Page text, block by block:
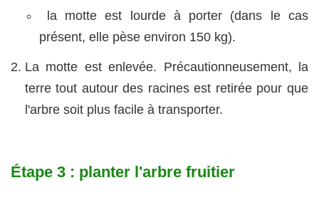
la motte est lourde à porter (dans le cas
présent, elle pèse environ 150 kg).
La motte est enlevée. Précautionneusement, la
terre tout autour des racines est retirée pour que
l'arbre soit plus facile à transporter.
Étape 3 : planter l'arbre fruitier